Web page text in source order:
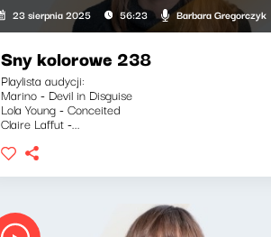
23 sierpnia 2025 56:23 Barbara Gregorczyk
Sny kolorowe 238
Playlista audycji:
Marino - Devil in Disguise
Lola Young - Conceited
Claire Laffut -...